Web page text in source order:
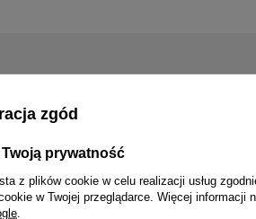
tego produku?Zapytaj naszego
zgód
prywatność
z plików cookie w celu realizacji usług
w Twojej przeglądarce. Więcej